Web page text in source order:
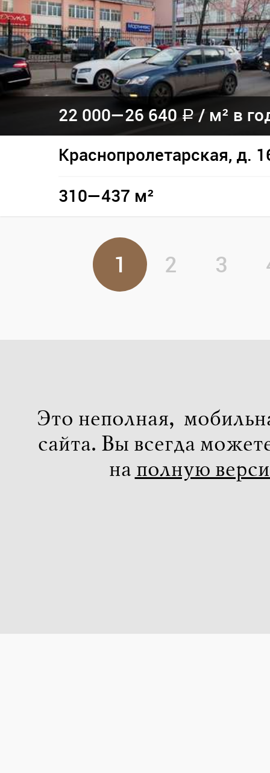
22 000—26 640 a / м² в
Краснопролетарская, д.
310—437 м²
1 2 3
Это неполная,
сайта. Вы всегда
на полную